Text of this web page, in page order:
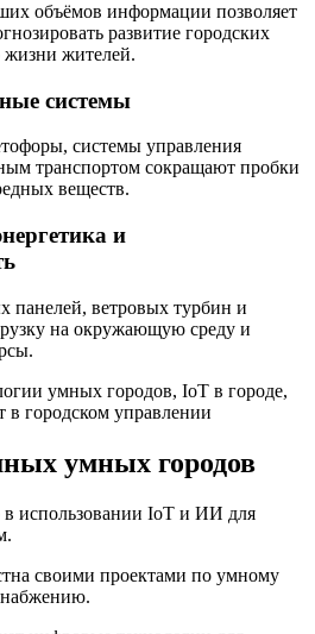
объёмов информации позволяет
развитие городских
жизни жителей.
системы
системы управления
транспортом сокращают пробки
веществ.
и
панелей, ветровых турбин и
на окружающую среду и
умных городов, IoT в городе,
в городском управлении
умных городов
использовании IoT и ИИ для
своими проектами по умному